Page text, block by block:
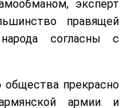
эксперт
правящей
согласны с
общества прекрасно
армии и